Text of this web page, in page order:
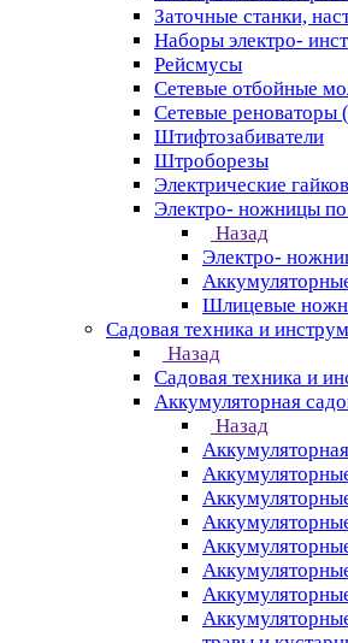
Заточные станки,
Наборы электро-
Рейсмусы
Сетевые отбойные
Сетевые реноваторы
Штифтозабиватели
Штроборезы
Электрические
Электро- ножницы
Назад
Электро-
Шлицевые
Cадовая техника и
Назад
Cадовая техника и
Аккумуляторная
Назад